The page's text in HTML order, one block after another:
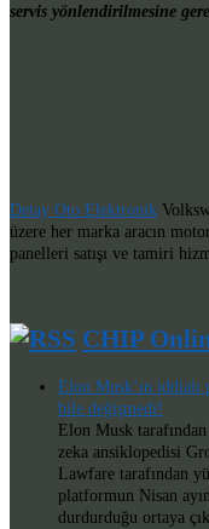
servis yönlendirilmesine
Detay Oto Elektronik
üzere her marka aracın
panelleri satışı ve tamiri
CHIP
Elon Musk’ın
bile değişmedi!
Elon Musk
zeka ansiklopedisi
Lawfare tarafından
platformun Nisan
durdurduğu ortaya